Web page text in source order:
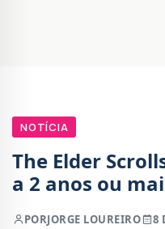
NOTÍCIA
The Elder
a 2 anos ou
PORJORGE LOUREIRO 8